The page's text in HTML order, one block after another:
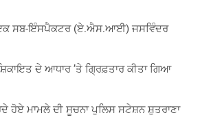
ਸਬ-ਇੰਸਪੈਕਟਰ (ਏ.ਐਸ.ਆਈ) ਜਸਵਿੰਦਰ
ਦੇ ਆਧਾਰ ’ਤੇ ਗ੍ਰਿਫ਼ਤਾਰ ਕੀਤਾ ਗਿਆ
ਮਾਮਲੇ ਦੀ ਸੂਚਨਾ ਪੁਲਿਸ ਸਟੇਸ਼ਨ ਸ਼ੁਤਰਾਣਾ